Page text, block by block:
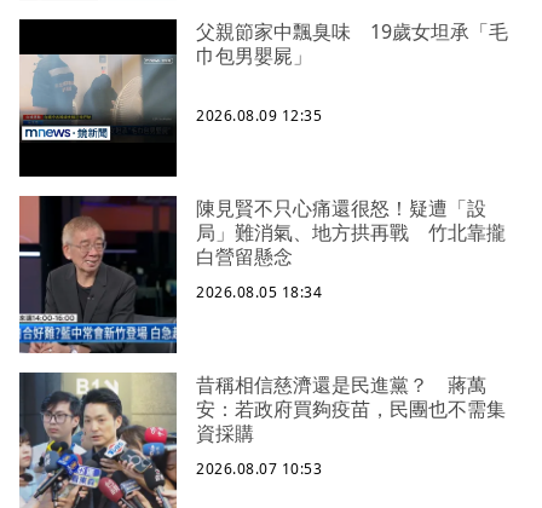
父親節家中飄臭味 19歲女坦承「毛
巾包男嬰屍」
2026.08.09 12:35
陳見賢不只心痛還很怒！疑遭「設
局」難消氣、地方拱再戰 竹北靠攏
白營留懸念
2026.08.05 18:34
昔稱相信慈濟還是民進黨？ 蔣萬
安：若政府買夠疫苗，民團也不需集
資採購
2026.08.07 10:53